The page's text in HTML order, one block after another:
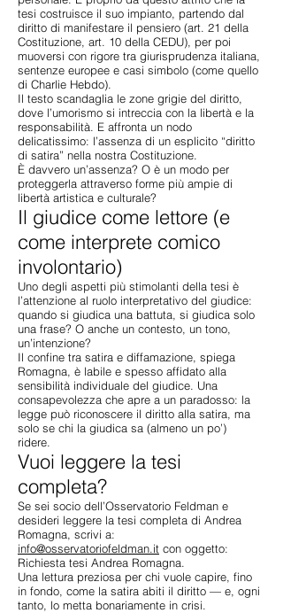
tesi costruisce il suo impianto, partendo dal
diritto di manifestare il pensiero (art. 21 della
Costituzione, art. 10 della CEDU), per poi
muoversi con rigore tra giurisprudenza italiana,
sentenze europee e casi simbolo (come quello
di Charlie Hebdo).
Il testo scandaglia le zone grigie del diritto,
dove l’umorismo si intreccia con la libertà e la
responsabilità. E affronta un nodo
delicatissimo: l’assenza di un esplicito “diritto
di satira” nella nostra Costituzione.
È davvero un’assenza? O è un modo per
proteggerla attraverso forme più ampie di
libertà artistica e culturale?
Il giudice come lettore (e
come interprete comico
involontario)
Uno degli aspetti più stimolanti della tesi è
l’attenzione al ruolo interpretativo del giudice:
quando si giudica una battuta, si giudica solo
una frase? O anche un contesto, un tono,
un’intenzione?
Il confine tra satira e diffamazione, spiega
Romagna, è labile e spesso affidato alla
sensibilità individuale del giudice. Una
consapevolezza che apre a un paradosso: la
legge può riconoscere il diritto alla satira, ma
solo se chi la giudica sa (almeno un po’)
ridere.
Vuoi leggere la tesi
completa?
Se sei socio dell’Osservatorio Feldman e
desideri leggere la tesi completa di Andrea
Romagna, scrivi a:
info@osservatoriofeldman.it con oggetto:
Richiesta tesi Andrea Romagna.
Una lettura preziosa per chi vuole capire, fino
in fondo, come la satira abiti il diritto — e, ogni
tanto, lo metta bonariamente in crisi.